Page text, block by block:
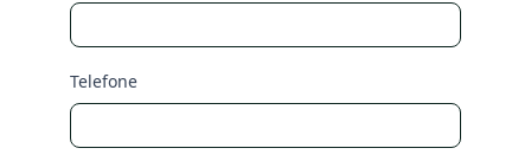
Telefone